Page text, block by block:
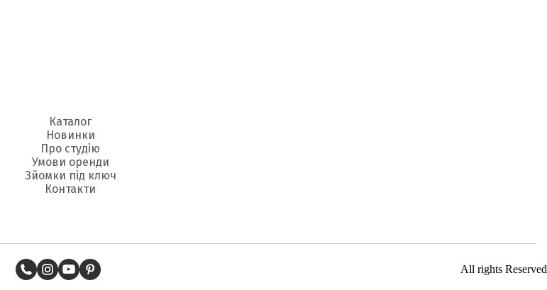
Каталог
Новинки
Про студію
Умови оренди
Зйомки під ключ
Контакти
All rights Reserved